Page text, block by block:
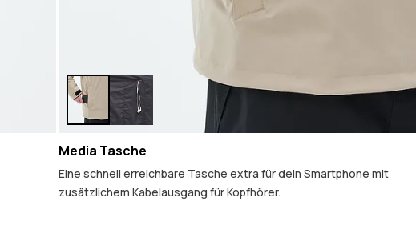
Media Tasche
Eine schnell erreichbare Tasche extra für dein Smartphone mit
zusätzlichem Kabelausgang für Kopfhörer.